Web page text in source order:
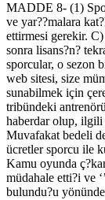
MADDE 8- (1)
ve yar??malara
ettirmesi gerekir.
sonra lisans?n?
sporcular, o sezon
web sitesi, size
sunabilmek için
tribündeki
haberdar olup, ilgili
Muvafakat bedeli
ücretler sporcu ile
Kamu oyunda
müdahale etti?i ve
bulundu?u